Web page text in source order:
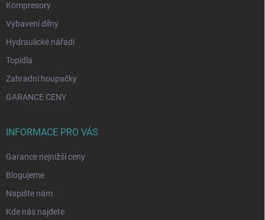
Kompresory
Vybavení dílny
Hydraulické nářadí
Topidla
Zahradní houpačky
GARANCE CENY
INFORMACE PRO VÁS
Garance nejnižší ceny
Blogujeme
Napište nám
Kde nás najdete